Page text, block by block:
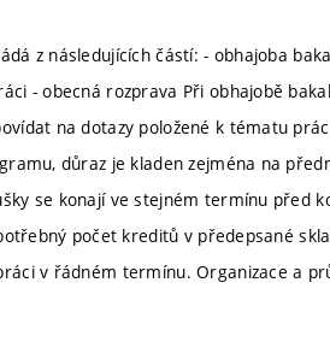
z následujících částí: - obhajoba
- obecná rozprava Při obhajobě
na dotazy položené k tématu
důraz je kladen zejména na
se konají ve stejném termínu před
počet kreditů v předepsané
v řádném termínu. Organizace a